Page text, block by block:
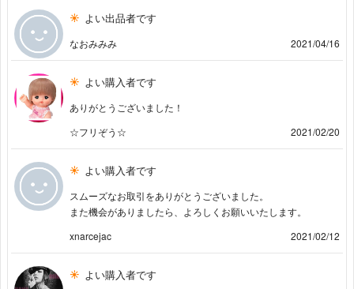
よい出品者です
なおみみみ 2021/04/16
よい購入者です
ありがとうございました！
☆フリぞう☆
2021/02/20
よい購入者です
スムーズなお取引をありがとうございました。
また機会がありましたら、よろしくお願いいたします。
xnarcejac
2021/02/12
よい購入者です